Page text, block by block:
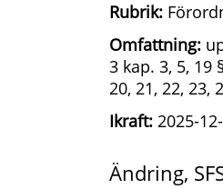
Rubrik:
Omfattning:
3 kap. 3, 5, 19
20, 21, 22, 23,
Ikraft: 2025-
Ändring,